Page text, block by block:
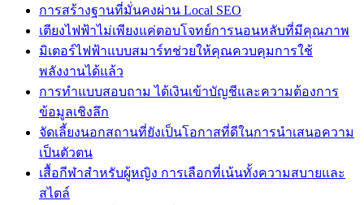
การสร้างฐานที่มั่นคงผ่าน Local SEO
เตียงไฟฟ้าไม่เพียงแค่ตอบโจทย์การนอนหลับที่มีคุณภาพ
มิเตอร์ไฟฟ้าแบบสมาร์ทช่วยให้คุณควบคุมการใช้
พลังงานได้แล้ว
การทำแบบสอบถาม ได้เงินเข้าบัญชีและความต้องการ
ข้อมูลเชิงลึก
จัดเลี้ยงนอกสถานที่ยังเป็นโอกาสที่ดีในการนำเสนอความ
เป็นตัวตน
เสื้อกีฬาสำหรับผู้หญิง การเลือกที่เน้นทั้งความสบายและ
สไตล์